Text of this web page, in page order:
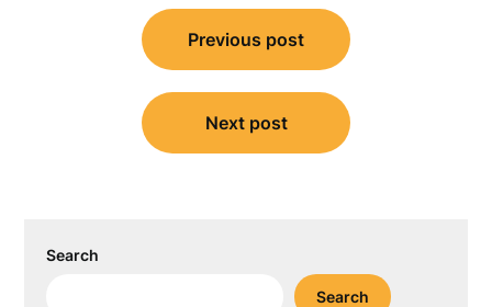
navigation
Previous post
Next post
Search
Search